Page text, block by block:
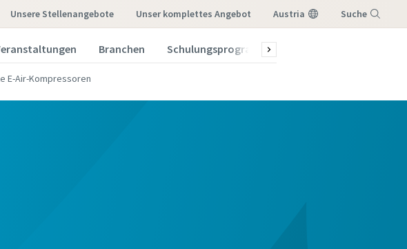
Unsere Stellenangebote Unser komplettes Angebot Austria Suche
Branchen Schulungsprogramm 2026
E-Air-Kompressoren